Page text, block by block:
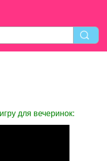
для вечеринок: